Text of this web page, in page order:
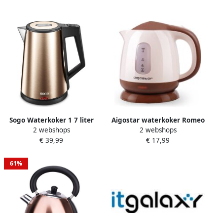
Sogo Waterkoker 1 7 liter
Dubbelwandig RVS
Warmhoudfunctie
2 webshops
€ 39,99
Aigostar waterkoker Romeo
30HIP 1 liter bruin
2 webshops
€ 17,99
61%